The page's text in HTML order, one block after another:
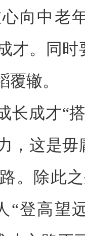
向中老
才。同
辙。
长成才“
，这是
。除此
“登高望